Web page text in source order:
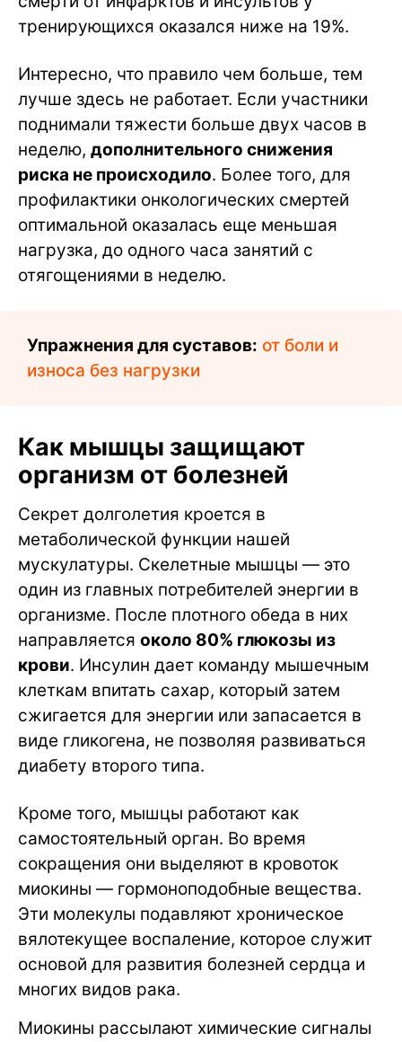
тренирующихся оказался ниже на 19%.
Интересно, что правило чем больше, тем
лучше здесь не работает. Если участники
поднимали тяжести больше двух часов в
неделю, дополнительного снижения
риска не происходило. Более того, для
профилактики онкологических смертей
оптимальной оказалась еще меньшая
нагрузка, до одного часа занятий с
отягощениями в неделю.
Упражнения для суставов: от боли и
износа без нагрузки
Как мышцы защищают
организм от болезней
Секрет долголетия кроется в
метаболической функции нашей
мускулатуры. Скелетные мышцы — это
один из главных потребителей энергии в
организме. После плотного обеда в них
направляется около 80% глюкозы из
крови. Инсулин дает команду мышечным
клеткам впитать сахар, который затем
сжигается для энергии или запасается в
виде гликогена, не позволяя развиваться
диабету второго типа.
Кроме того, мышцы работают как
самостоятельный орган. Во время
сокращения они выделяют в кровоток
миокины — гормоноподобные вещества.
Эти молекулы подавляют хроническое
вялотекущее воспаление, которое служит
основой для развития болезней сердца и
многих видов рака.
Миокины рассылают химические сигналы